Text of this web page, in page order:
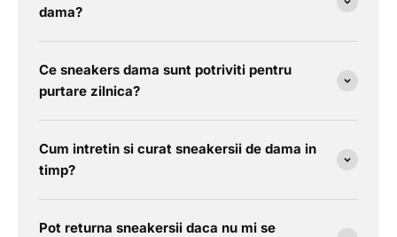
dama?
Ce sneakers dama sunt potriviti pentru
purtare zilnica?
Cum intretin si curat sneakersii de dama in
timp?
Pot returna sneakersii daca nu mi se